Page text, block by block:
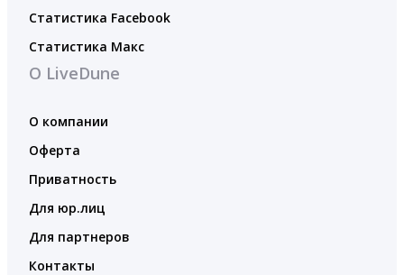
Статистика Facebook
Статистика Макс
О LiveDune
О компании
Оферта
Приватность
Для юр.лиц
Для партнеров
Контакты